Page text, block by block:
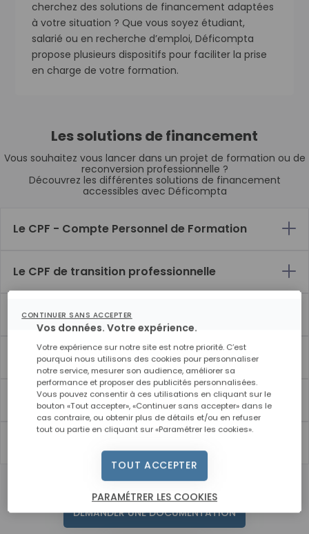
cherchez des solutions de financement adaptées
à votre situation ? Que vous soyez étudiant,
salarié ou en recherche d’emploi, Déficompta
propose plusieurs dispositifs pour faciliter la prise
en charge de votre formation.
Les solutions de financement
Vous souhaitez vous lancer dans un projet de formation ou de
reconversion professionnelle ?
Découvrez les différentes solutions de financement
accessibles avec Déficompta
Le CPF - Compte Personnel de Formation
Le CPF de transition professionnelle
Alternance : le contrat d’apprentissage
Le plan de développement des compétences
Les aides des conseils régionaux
DEMANDER UNE DOCUMENTATION
CONTINUER SANS ACCEPTER
Vos données. Votre expérience.
Votre expérience sur notre site est notre priorité. C’est
pourquoi nous utilisons des cookies pour personnaliser
notre service, mesurer son audience, améliorer sa
performance et proposer des publicités personnalisées.
Vous pouvez consentir à ces utilisations en cliquant sur le
bouton «Tout accepter», «Continuer sans accepter» dans le
cas contraire, ou obtenir plus de détails et/ou en refuser
tout ou partie en cliquant sur «Paramétrer les cookies».
TOUT ACCEPTER
PARAMÉTRER LES COOKIES